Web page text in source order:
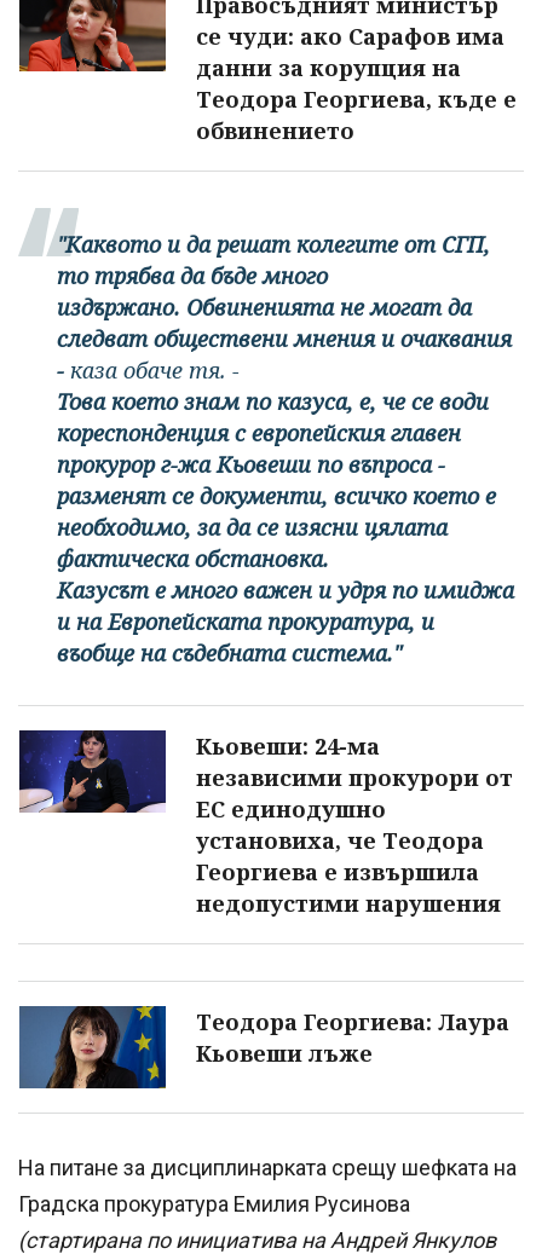
се чуди: ако Сарафов има
данни за корупция на
Теодора Георгиева, къде е
обвинението
"Каквото и да решат колегите от СГП,
то трябва да бъде много
издържано. Обвиненията не могат да
следват обществени мнения и очаквания
- каза обаче тя. -
Това което знам по казуса, е, че се води
кореспонденция с европейския главен
прокурор г-жа Кьовеши по въпроса -
разменят се документи, всичко което е
необходимо, за да се изясни цялата
фактическа обстановка.
Казусът е много важен и удря по имиджа
и на Европейската прокуратура, и
въобще на съдебната система."
Кьовеши: 24-ма
независими прокурори от
ЕС единодушно
установиха, че Теодора
Георгиева е извършила
недопустими нарушения
Теодора Георгиева: Лаура
Кьовеши лъже
На питане за дисциплинарката срещу шефката на
Градска прокуратура Емилия Русинова
(стартирана по инициатива на Андрей Янкулов